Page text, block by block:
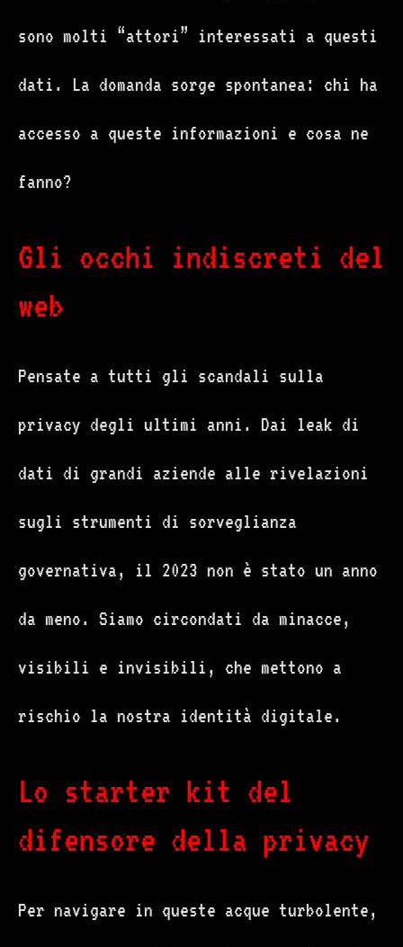
sono molti “attori” interessati a questi
dati. La domanda sorge spontanea: chi ha
accesso a queste informazioni e cosa ne
fanno?
Gli occhi indiscreti del
web
Pensate a tutti gli scandali sulla
privacy degli ultimi anni. Dai leak di
dati di grandi aziende alle rivelazioni
sugli strumenti di sorveglianza
governativa, il 2023 non è stato un anno
da meno. Siamo circondati da minacce,
visibili e invisibili, che mettono a
rischio la nostra identità digitale.
Lo starter kit del
difensore della privacy
Per navigare in queste acque turbolente,